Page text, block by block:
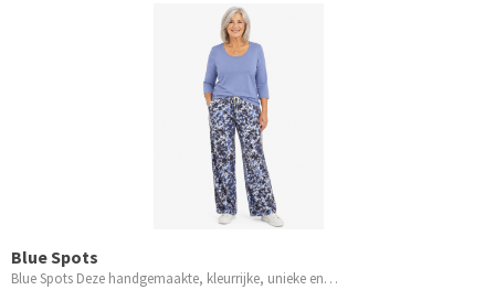
Blue Spots
Blue Spots Deze handgemaakte, kleurrijke, unieke en…